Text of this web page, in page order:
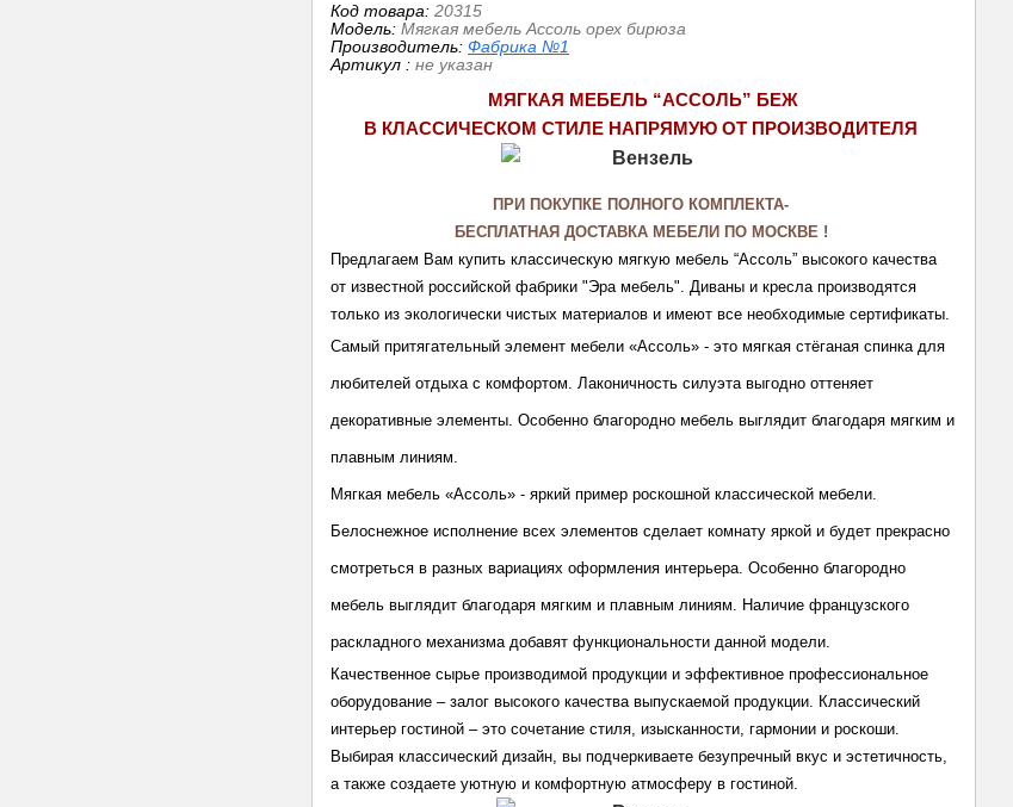
Код товара:20315
Модель:Мягкая мебель Ассоль орех бирюза
Производитель:Фабрика №1
Артикул :не указан
МЯГКАЯ МЕБЕЛЬ “АССОЛЬ” БЕЖ
В КЛАССИЧЕСКОМ СТИЛЕ НАПРЯМУЮ ОТ ПРОИЗВОДИТЕЛЯ
ПРИ ПОКУПКЕ ПОЛНОГО КОМПЛЕКТА-
БЕСПЛАТНАЯ ДОСТАВКА МЕБЕЛИ ПО МОСКВЕ !
Предлагаем Вам купить классическую мягкую мебель “Ассоль” высокого качества
от известной российской фабрики "Эра мебель". Диваны и кресла производятся
только из экологически чистых материалов и имеют все необходимые сертификаты.
Самый притягательный элемент мебели «Ассоль» - это мягкая стёганая спинка для
любителей отдыха с комфортом. Лаконичность силуэта выгодно оттеняет
декоративные элементы. Особенно благородно мебель выглядит благодаря мягким и
плавным линиям.
Мягкая мебель «Ассоль» - яркий пример роскошной классической мебели.
Белоснежное исполнение всех элементов сделает комнату яркой и будет прекрасно
смотреться в разных вариациях оформления интерьера. Особенно благородно
мебель выглядит благодаря мягким и плавным линиям. Наличие французского
раскладного механизма добавят функциональности данной модели.
Качественное сырье производимой продукции и эффективное профессиональное
оборудование – залог высокого качества выпускаемой продукции. Классический
интерьер гостиной – это сочетание стиля, изысканности, гармонии и роскоши.
Выбирая классический дизайн, вы подчеркиваете безупречный вкус и эстетичность,
а также создаете уютную и комфортную атмосферу в гостиной.